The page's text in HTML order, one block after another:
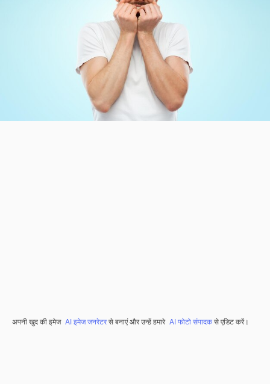
अपनी खुद की इमेज AI इमेज जनरेटरसे बनाएं और उन्हें हमारे AI फोटो संपादकसे एडिट करें।